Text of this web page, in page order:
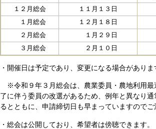
１２月総会
１１月１３日
１月総会
１２月１８日
２月総会
１月２９日
３月総会
２月１０日
・ 開催日は予定であり、変更になる場合がありま
※令和９年３月総会は、農業委員・農地利用最
了に伴う委員の改選があるため、例年と異なり通
るとともに、申請締切日も早まっていますのでご
・総会は公開しており、希望者は傍聴できます。